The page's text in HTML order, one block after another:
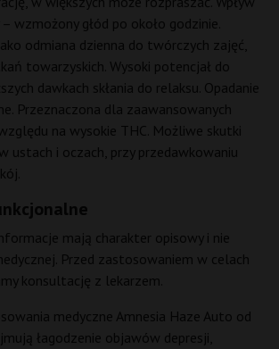
wzmożony głód po około godzinie.
odmiana dzienna do twórczych zajęć,
towarzyskich. Wysoki potencjał do
dawkach skłania do relaksu. Opadanie
Przeznaczona dla zaawansowanych
na wysokie THC. Możliwe skutki
ustach i oczach, przy przedawkowaniu
mają charakter opisowy i nie
Przed zastosowaniem w celach
konsultację z lekarzem.
medyczne Amnesia Haze Auto od
łagodzenie objawów depresji,